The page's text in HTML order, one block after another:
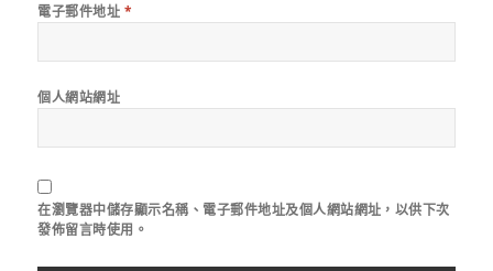
電子郵件地址 *
個人網站網址
在瀏覽器中儲存顯示名稱、電子郵件地址及個人網站網址，以供下次
發佈留言時使用。